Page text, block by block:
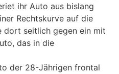
ihr Auto aus bislang
Rechtskurve auf die
dort seitlich gegen ein mit
das in die
der 28-Jährigen frontal